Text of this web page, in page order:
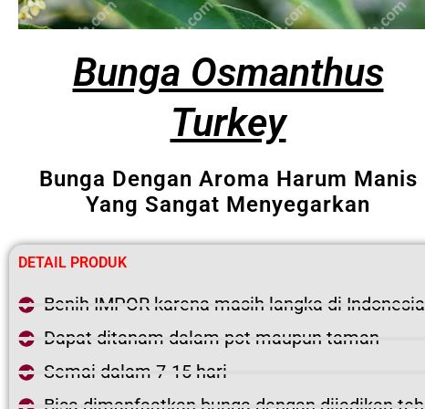
Bunga Osmanthus
Turkey
Bunga Dengan Aroma Harum Manis
Yang Sangat Menyegarkan
DETAIL PRODUK
Benih IMPOR karena masih langka di Indonesia
Dapat ditanam dalam pot maupun taman
Semai dalam 7-15 hari